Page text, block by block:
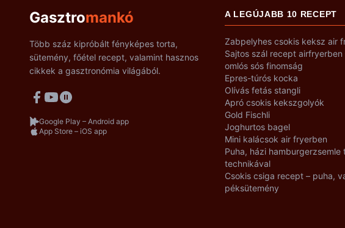
Gasztromankó
Több száz kipróbált fényképes torta,
sütemény, főétel recept, valamint hasznos
cikkek a gasztronómia világából.
Google Play – Android app
App Store – iOS app
A LEGÚJABB 10 RECEPT
Zabpelyhes csokis keksz air
Sajtos szál recept airfryerben
omlós sós finomság
Epres-túrós kocka
Olívás fetás stangli
Apró csokis kekszgolyók
Gold Fischli
Joghurtos bagel
Mini kalácsok air fryerben
Puha, házi hamburgerzsemle
technikával
Csokis csiga recept – puha,
péksütemény